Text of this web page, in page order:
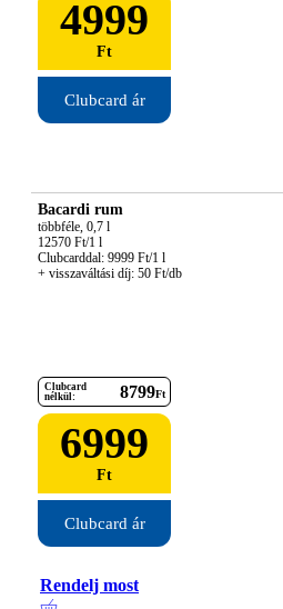
4999
Ft
Clubcard ár
Bacardi rum
többféle, 0,7 l
12570 Ft/1 l
Clubcarddal: 9999 Ft/1 l
+ visszaváltási díj: 50 Ft/db
Clubcard
nélkül:
8799Ft
6999
Ft
Clubcard ár
Rendelj most